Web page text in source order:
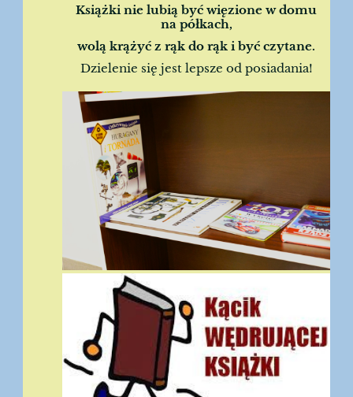
Książki nie lubią być więzione w domu
na półkach,
wolą krążyć z rąk do rąk i być czytane.
Dzielenie się jest lepsze od posiadania!